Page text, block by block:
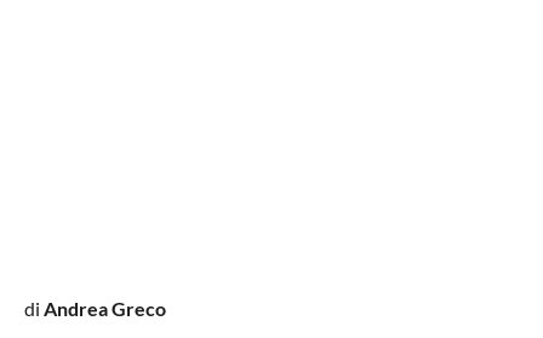
di Andrea Greco